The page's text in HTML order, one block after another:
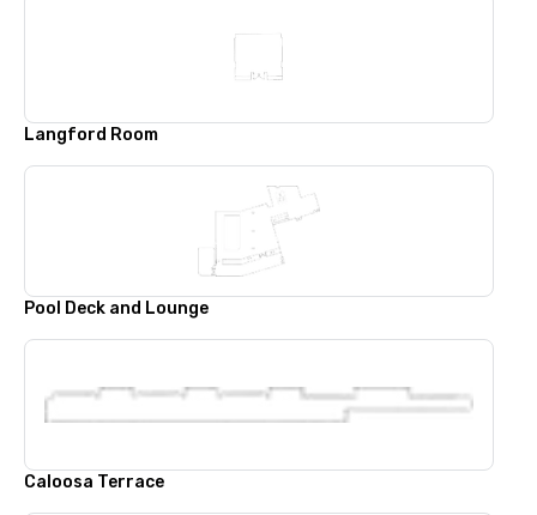
Langford Room
Pool Deck and Lounge
Caloosa Terrace